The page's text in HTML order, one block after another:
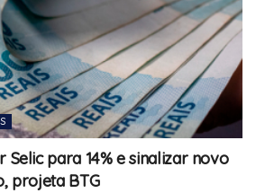
para 14% e sinalizar novo
projeta BTG